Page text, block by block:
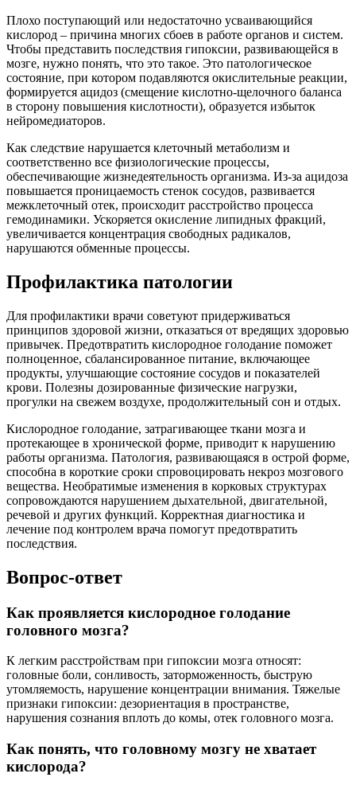
Плохо поступающий или недостаточно усваивающийся
кислород – причина многих сбоев в работе органов и систем.
Чтобы представить последствия гипоксии, развивающейся в
мозге, нужно понять, что это такое. Это патологическое
состояние, при котором подавляются окислительные реакции,
формируется ацидоз (смещение кислотно-щелочного баланса
в сторону повышения кислотности), образуется избыток
нейромедиаторов.
Как следствие нарушается клеточный метаболизм и
соответственно все физиологические процессы,
обеспечивающие жизнедеятельность организма. Из-за ацидоза
повышается проницаемость стенок сосудов, развивается
межклеточный отек, происходит расстройство процесса
гемодинамики. Ускоряется окисление липидных фракций,
увеличивается концентрация свободных радикалов,
нарушаются обменные процессы.
Профилактика патологии
Для профилактики врачи советуют придерживаться
принципов здоровой жизни, отказаться от вредящих здоровью
привычек. Предотвратить кислородное голодание поможет
полноценное, сбалансированное питание, включающее
продукты, улучшающие состояние сосудов и показателей
крови. Полезны дозированные физические нагрузки,
прогулки на свежем воздухе, продолжительный сон и отдых.
Кислородное голодание, затрагивающее ткани мозга и
протекающее в хронической форме, приводит к нарушению
работы организма. Патология, развивающаяся в острой форме,
способна в короткие сроки спровоцировать некроз мозгового
вещества. Необратимые изменения в корковых структурах
сопровождаются нарушением дыхательной, двигательной,
речевой и других функций. Корректная диагностика и
лечение под контролем врача помогут предотвратить
последствия.
Вопрос-ответ
Как проявляется кислородное голодание
головного мозга?
К легким расстройствам при гипоксии мозга относят:
головные боли, сонливость, заторможенность, быструю
утомляемость, нарушение концентрации внимания. Тяжелые
признаки гипоксии: дезориентация в пространстве,
нарушения сознания вплоть до комы, отек головного мозга.
Как понять, что головному мозгу не хватает
кислорода?